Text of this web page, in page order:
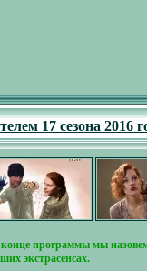
17 сезона 2016
программы мы
экстрасенсах.